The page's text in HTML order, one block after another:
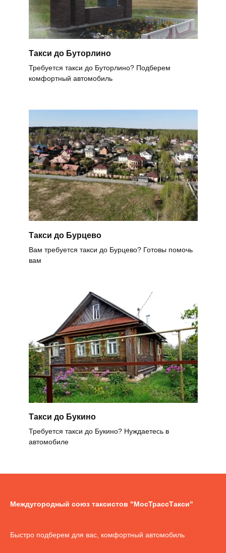
Такси до Буторлино
Требуется такси до Буторлино? Подберем
комфортный автомобиль
Такси до Бурцево
Вам требуется такси до Бурцево? Готовы помочь
вам
Такси до Букино
Требуется такси до Букино? Нуждаетесь в
автомобиле
Междугородный союз таксистов "МосТрассТакси"
Быстро подберем для вас, комфортный автомобиль